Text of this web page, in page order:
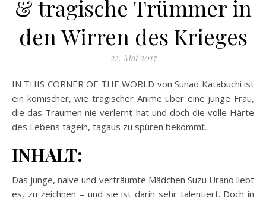
& tragische Trümmer in
den Wirren des Krieges
22. Mai 2017
IN THIS CORNER OF THE WORLD von Sunao Katabuchi ist
ein komischer, wie tragischer Anime über eine junge Frau,
die das Träumen nie verlernt hat und doch die volle Härte
des Lebens tagein, tagaus zu spüren bekommt.
INHALT:
Das junge, naive und verträumte Mädchen Suzu Urano liebt
es, zu zeichnen – und sie ist darin sehr talentiert. Doch in